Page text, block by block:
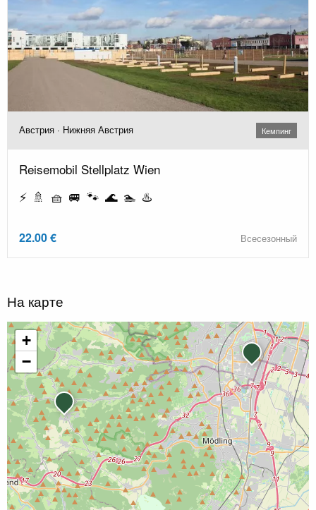
Австрия · Нижняя Австрия Кемпинг
Reisemobil Stellplatz Wien
⚡ 🚿 🧺 🚐 🐾 🌊 🏊 ♨️
22.00 € Всесезонный
На карте
+
−